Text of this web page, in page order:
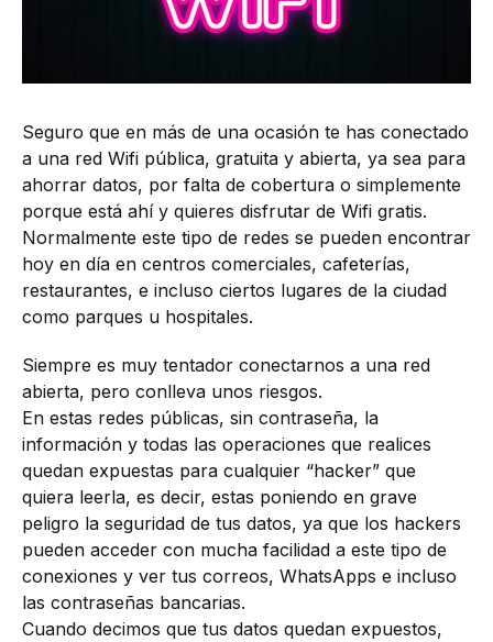
Seguro que en más de una ocasión te has conectado
a una red Wifi pública, gratuita y abierta, ya sea para
ahorrar datos, por falta de cobertura o simplemente
porque está ahí y quieres disfrutar de Wifi gratis.
Normalmente este tipo de redes se pueden encontrar
hoy en día en centros comerciales, cafeterías,
restaurantes, e incluso ciertos lugares de la ciudad
como parques u hospitales.
Siempre es muy tentador conectarnos a una red
abierta, pero conlleva unos riesgos.
En estas redes públicas, sin contraseña, la
información y todas las operaciones que realices
quedan expuestas para cualquier “hacker” que
quiera leerla, es decir, estas poniendo en grave
peligro la seguridad de tus datos, ya que los hackers
pueden acceder con mucha facilidad a este tipo de
conexiones y ver tus correos, WhatsApps e incluso
las contraseñas bancarias.
Cuando decimos que tus datos quedan expuestos,